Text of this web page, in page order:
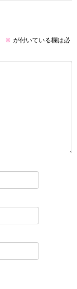
※ が付いている欄は必